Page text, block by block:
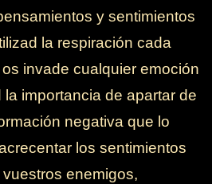
y sentimientos
la respiración cada
invade cualquier emoción
importancia de apartar de
negativa que lo
los sentimientos
enemigos,